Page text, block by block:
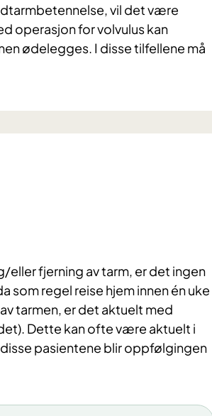
vil det være
operasjon for volvulus kan
ødelegges. I disse tilfellene må
fjerning av tarm, er det ingen
som regel reise hjem innen én uke
tarmen, er det aktuelt med
Dette kan ofte være aktuelt i
pasientene blir oppfølgingen